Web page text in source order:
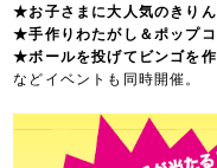
★お子さまに大人気のきりん
★手作りわたがし＆ポップコ
★ボールを投げてビンゴを作
などイベントも同時開催。